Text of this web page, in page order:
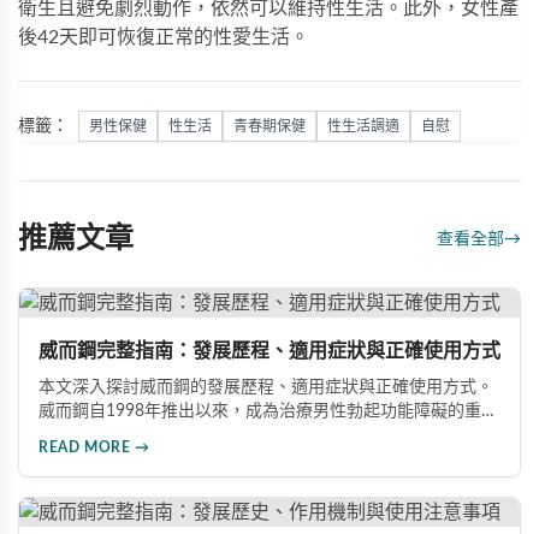
衛生且避免劇烈動作，依然可以維持性生活。此外，女性產
後42天即可恢復正常的性愛生活。
標籤： 男性保健 性生活 青春期保健 性生活調適 自慰
推薦文章 查看全部→
威而鋼完整指南：發展歷程、適用症狀與正確使用方式
本文深入探討威而鋼的發展歷程、適用症狀與正確使用方式。
威而鋼自1998年推出以來，成為治療男性勃起功能障礙的重要
READ MORE →